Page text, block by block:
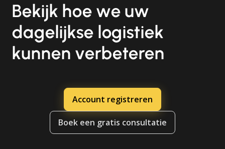
Bekijk hoe we uw
dagelijkse logistiek
kunnen verbeteren
Account registreren
Boek een gratis consultatie